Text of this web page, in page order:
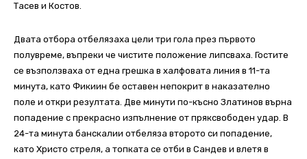
Тасев и Костов.
Двата отбора отбелязаха цели три гола през първото
полувреме, въпреки че чистите положение липсваха. Гостите
се възползваха от една грешка в халфовата линия в 11-та
минута, като Фикиин бе оставен непокрит в наказателно
поле и откри резултата. Две минути по-късно Златинов върна
попадение с прекрасно изпълнение от пряксвободен удар. В
24-та минута банскалии отбеляза второто си попадение,
като Христо стреля, а топката се отби в Сандев и влетя в